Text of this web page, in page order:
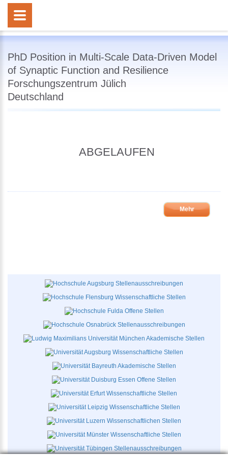
PhD Position in Multi-Scale Data-Driven Model
of Synaptic Function and Resilience
Forschungszentrum Jülich
Deutschland
ABGELAUFEN
Mehr